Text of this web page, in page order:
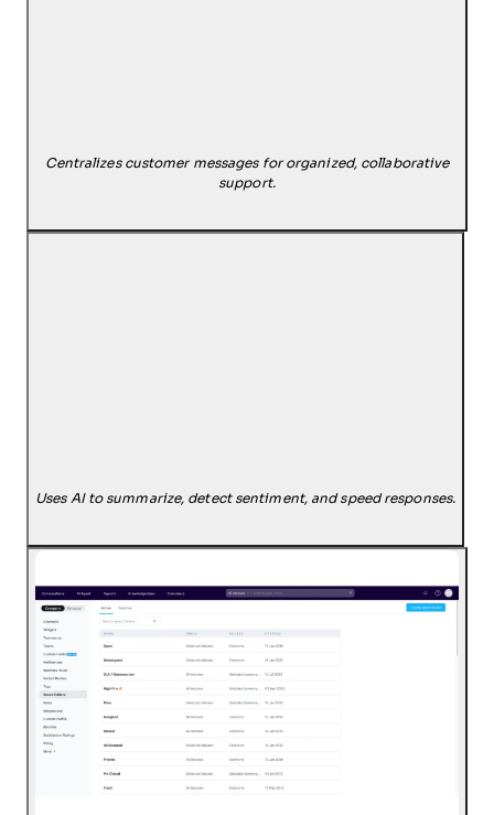
Centralizes customer messages for organized, collaborative
support.
Uses AI to summarize, detect sentiment, and speed responses.